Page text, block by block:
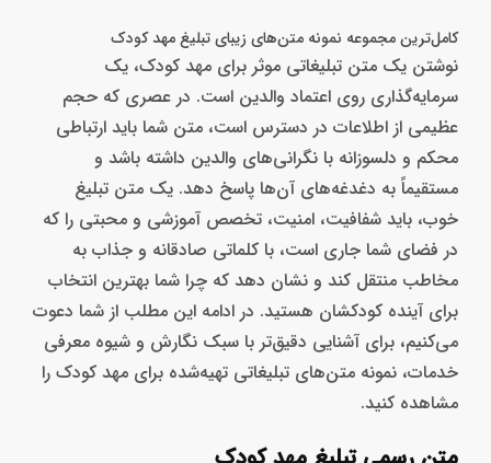
کامل‌ترین مجموعه نمونه متن‌های زیبای تبلیغ مهد کودک
نوشتن یک متن تبلیغاتی موثر برای مهد کودک، یک
سرمایه‌گذاری روی اعتماد والدین است. در عصری که حجم
عظیمی از اطلاعات در دسترس است، متن شما باید ارتباطی
محکم و دلسوزانه با نگرانی‌های والدین داشته باشد و
مستقیماً به دغدغه‌های آن‌ها پاسخ دهد. یک متن تبلیغ
خوب، باید شفافیت، امنیت، تخصص آموزشی و محبتی را که
در فضای شما جاری است، با کلماتی صادقانه و جذاب به
مخاطب منتقل کند و نشان دهد که چرا شما بهترین انتخاب
برای آینده کودکشان هستید. در ادامه این مطلب از شما دعوت
می‌کنیم، برای آشنایی دقیق‌تر با سبک نگارش و شیوه معرفی
خدمات، نمونه متن‌های تبلیغاتی تهیه‌شده برای مهد کودک را
مشاهده کنید.